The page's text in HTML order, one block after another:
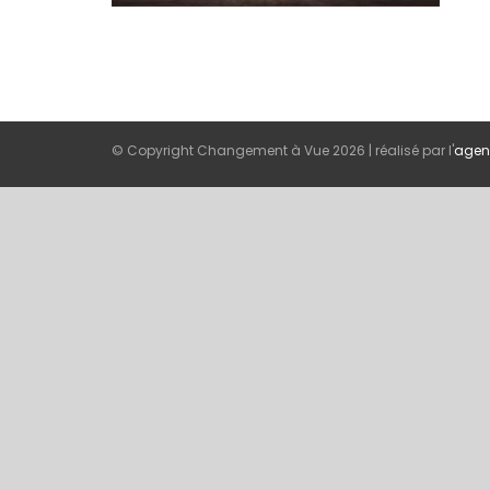
© Copyright Changement à Vue 2026 | réalisé par l'